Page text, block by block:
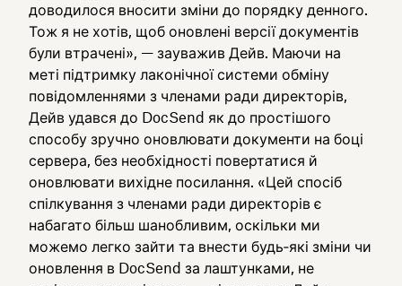
доводилося вносити зміни до порядку денного.
Тож я не хотів, щоб оновлені версії документів
були втрачені», — зауважив Дейв. Маючи на
меті підтримку лаконічної системи обміну
повідомленнями з членами ради директорів,
Дейв удався до DocSend як до простішого
способу зручно оновлювати документи на боці
сервера, без необхідності повертатися й
оновлювати вихідне посилання. «Цей спосіб
спілкування з членами ради директорів є
набагато більш шанобливим, оскільки ми
можемо легко зайти та внести будь‑які зміни чи
оновлення в DocSend за лаштунками, не